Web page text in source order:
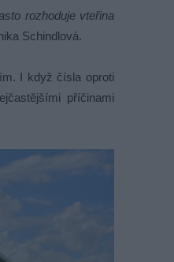
rozhoduje vteřina
Schindlová.
I když čísla oproti
příčinami